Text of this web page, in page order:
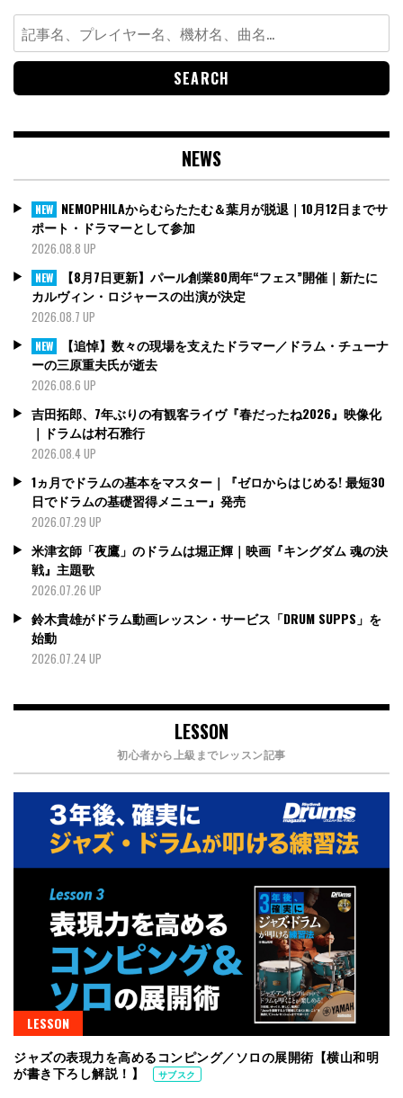
Search
for:
NEWS
NEW NEMOPHILAからむらたたむ＆葉月が脱退｜10月12日までサ
ポート・ドラマーとして参加
2026.08.8 UP
NEW
【8月7日更新】パール創業80周年“フェス”開催｜新たに
カルヴィン・ロジャースの出演が決定
2026.08.7 UP
NEW
【追悼】数々の現場を支えたドラマー／ドラム・チューナ
ーの三原重夫氏が逝去
2026.08.6 UP
吉田拓郎、7年ぶりの有観客ライヴ『春だったね2026』映像化
｜ドラムは村石雅行
2026.08.4 UP
1ヵ月でドラムの基本をマスター｜『ゼロからはじめる! 最短30
日でドラムの基礎習得メニュー』発売
2026.07.29 UP
米津玄師「夜鷹」のドラムは堀正輝｜映画『キングダム 魂の決
戦』主題歌
2026.07.26 UP
鈴木貴雄がドラム動画レッスン・サービス「DRUM SUPPS」を
始動
2026.07.24 UP
LESSON
初心者から上級までレッスン記事
LESSON
ジャズの表現力を高めるコンピング／ソロの展開術【横山和明
が書き下ろし解説！】
サブスク